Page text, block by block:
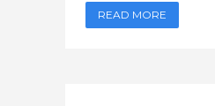
READ MORE